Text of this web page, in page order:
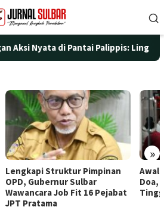
Nyata di Pantai Palippis:
»
Awali Penghunian dengan
Doa, Wagub Sulbar Resmi
Tinggali Rujab Hasil Renovasi